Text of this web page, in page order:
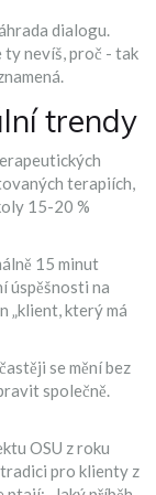
dialogu.
ty nevíš, proč - tak
trendy
terapiích,
15-20 %
15 minut
úspěšnosti na
„klient, který má
se mění bez
společně.
OSU z roku
pro klienty z